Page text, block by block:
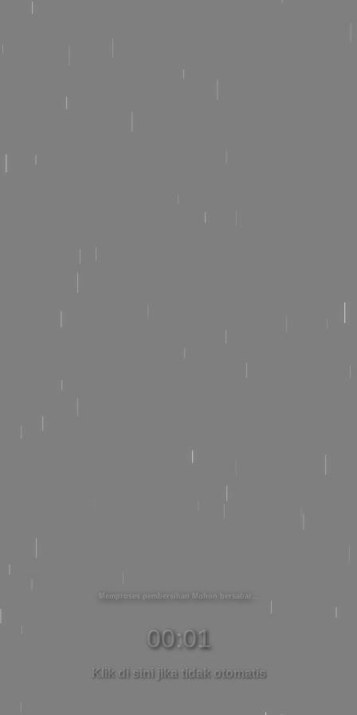
Memproses pembersihan Mohon bersabar
00:01
Klik di sini jika tidak otomatis